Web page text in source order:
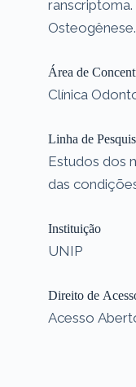
Área de
Clínica
Linha de
Estudos dos
das
Instituição
UNIP
Direito de
Acesso